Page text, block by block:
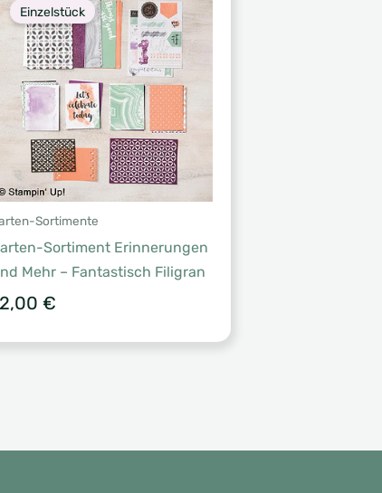
Einzelstück
Sortimente
Sortiment Erinnerungen
Mehr – Fantastisch Filigran
€